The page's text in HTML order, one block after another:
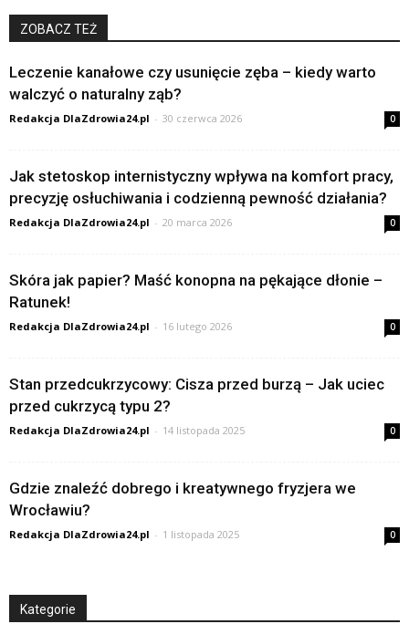
ZOBACZ TEŻ
Leczenie kanałowe czy usunięcie zęba – kiedy warto
walczyć o naturalny ząb?
Redakcja DlaZdrowia24.pl - 30 czerwca 2026 0
Jak stetoskop internistyczny wpływa na komfort pracy,
precyzję osłuchiwania i codzienną pewność działania?
Redakcja DlaZdrowia24.pl - 20 marca 2026 0
Skóra jak papier? Maść konopna na pękające dłonie –
Ratunek!
Redakcja DlaZdrowia24.pl - 16 lutego 2026 0
Stan przedcukrzycowy: Cisza przed burzą – Jak uciec
przed cukrzycą typu 2?
Redakcja DlaZdrowia24.pl - 14 listopada 2025 0
Gdzie znaleźć dobrego i kreatywnego fryzjera we
Wrocławiu?
Redakcja DlaZdrowia24.pl - 1 listopada 2025 0
Kategorie